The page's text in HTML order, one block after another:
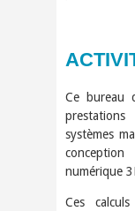
Ce bureau
systèmes
numérique
Ces